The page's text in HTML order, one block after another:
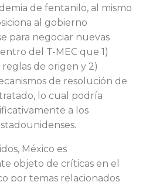
de fentanilo, al mismo
al gobierno
para negociar nuevas
del T-MEC que 1)
de origen y 2)
de resolución de
lo cual podría
a los
México es
objeto de críticas en el
por temas relacionados